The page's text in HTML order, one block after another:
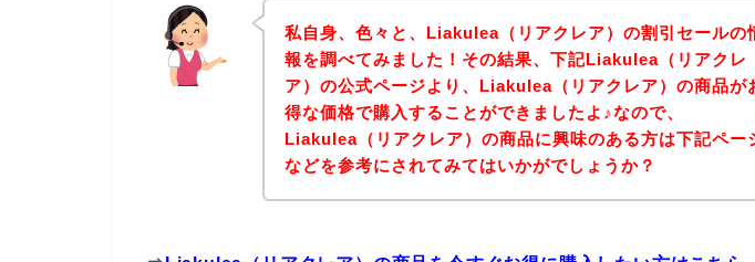
私自身、色々と、Liakulea（リアクレア）の割引セールの
報を調べてみました！その結果、下記Liakulea（リアクレ
ア）の公式ページより、Liakulea（リアクレア）の商品が
得な価格で購入することができましたよ♪なので、
Liakulea（リアクレア）の商品に興味のある方は下記ペー
などを参考にされてみてはいかがでしょうか？